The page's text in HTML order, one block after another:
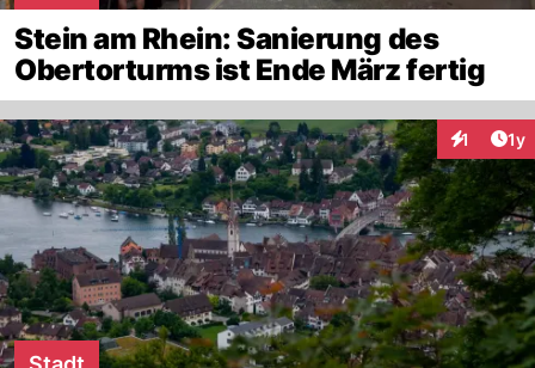
Stein am Rhein: Sanierung des
Obertorturms ist Ende März fertig
1 1y